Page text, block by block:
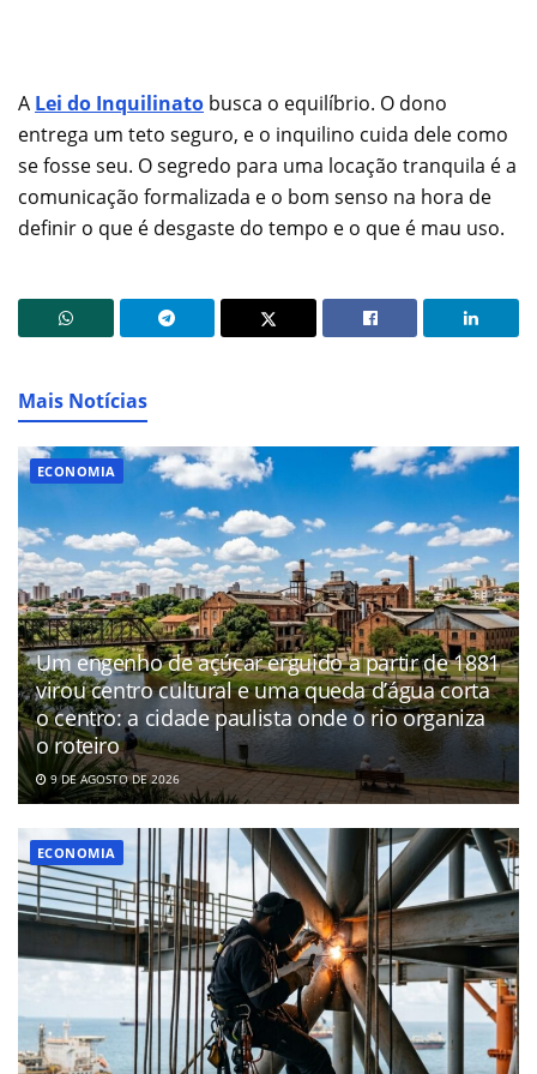
A Lei do Inquilinato busca o equilíbrio. O dono
entrega um teto seguro, e o inquilino cuida dele como
se fosse seu. O segredo para uma locação tranquila é a
comunicação formalizada e o bom senso na hora de
definir o que é desgaste do tempo e o que é mau uso.
Mais Notícias
ECONOMIA
Um engenho de açúcar erguido a partir de 1881
virou centro cultural e uma queda d’água corta
o centro: a cidade paulista onde o rio organiza
o roteiro
9 DE AGOSTO DE 2026
ECONOMIA